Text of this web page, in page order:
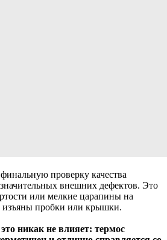
проверку качества
внешних дефектов. Это
или мелкие царапины на
изъяны пробки или крышки.
никак не влияет: термос